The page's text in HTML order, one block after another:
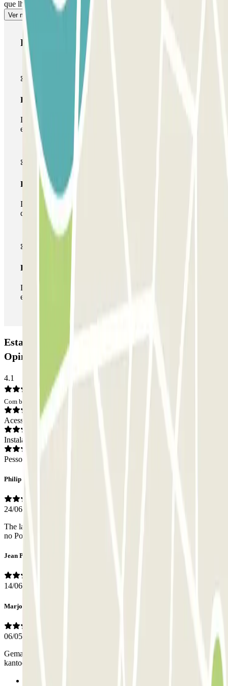
que lhe permitirá múltiplas entradas e saídas.
Ver mais
Produtos Parclick
Passe simples
Durante a sua estadia, só poderá entrar e sair do parque de
estacionamento uma vez.
Passe multiestacionamento
Durante a sua estadia, pode utilizar toda a rede de parques
de estacionamento deste operador disponível em Parclick.
Passe ilimitado
Durante a sua estadia, pode entrar e sair do parque de
estacionamento as vezes que quiser.
Estacionamento SABA Hospital Cruz Carvalho:
Opiniões
4.1
Com base em 21 opiniões
Acesso
Instalações
Pessoal
Philip
24/06/2026
The lady who sorted my week pass was super. Esp. given I speak
no Portuguese. Efficient and friendly.
Jean Paul
14/06/2026
Marjolein
06/05/2026
Gemakkelijke manier van parkeren. Erbij vermelden dat het
kantoortje zich op de 2e verdieping bevindt, was handig geweest.